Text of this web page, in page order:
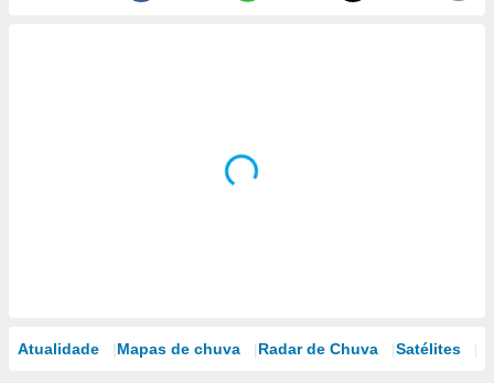
Atualidade Mapas de chuva Radar de Chuva Satélites